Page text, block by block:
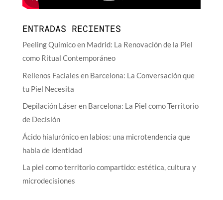
ENTRADAS RECIENTES
Peeling Químico en Madrid: La Renovación de la Piel
como Ritual Contemporáneo
Rellenos Faciales en Barcelona: La Conversación que
tu Piel Necesita
Depilación Láser en Barcelona: La Piel como Territorio
de Decisión
Ácido hialurónico en labios: una microtendencia que
habla de identidad
La piel como territorio compartido: estética, cultura y
microdecisiones